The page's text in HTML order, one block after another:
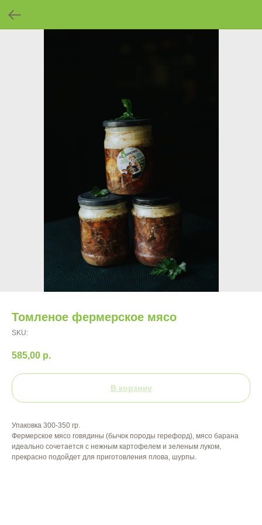
Томленое фермерское мясо
SKU:
585,00 р.
В корзину
Упаковка 300-350 гр.
Фермерское мясо говядины (бычок породы герефорд), мясо барана
идеально сочетается с нежным картофелем и зеленым луком,
прекрасно подойдет для приготовления плова, шурпы.